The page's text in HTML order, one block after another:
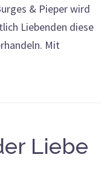
& Pieper wird
Liebenden diese
Mit
Liebe